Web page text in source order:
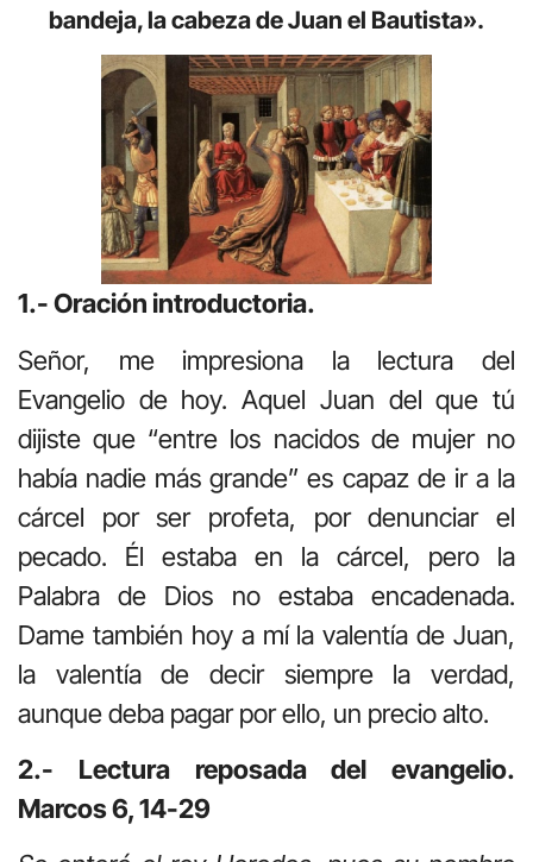
bandeja, la cabeza de Juan el Bautista».
1.- Oración introductoria.
Señor, me impresiona la lectura del
Evangelio de hoy. Aquel Juan del que tú
dijiste que “entre los nacidos de mujer no
había nadie más grande” es capaz de ir a la
cárcel por ser profeta, por denunciar el
pecado. Él estaba en la cárcel, pero la
Palabra de Dios no estaba encadenada.
Dame también hoy a mí la valentía de Juan,
la valentía de decir siempre la verdad,
aunque deba pagar por ello, un precio alto.
2.- Lectura reposada del evangelio.
Marcos 6, 14-29